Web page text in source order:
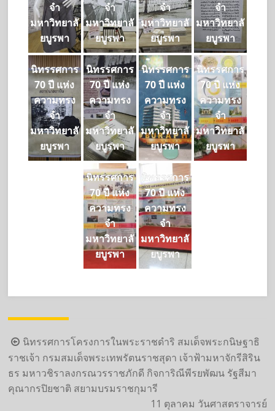
จำ
มหาวิทยาลั
ยบูรพา
จำ
มหาวิทยาลั
ยบูรพา
จำ
มหาวิทยาลั
ยบูรพา
จำ
มหาวิทยาลั
ยบูรพา
นิทรรศการ
70 ปี แห่ง
ความทรง
จำ
มหาวิทยาลั
ยบูรพา
นิทรรศการ
70 ปี แห่ง
ความทรง
จำ
มหาวิทยาลั
ยบูรพา
นิทรรศการ
70 ปี แห่ง
ความทรง
จำ
มหาวิทยาลั
ยบูรพา
นิทรรศการ
70 ปี แห่ง
ความทรง
จำ
มหาวิทยาลั
ยบูรพา
นิทรรศการ
70 ปี แห่ง
ความทรง
จำ
มหาวิทยาลั
ยบูรพา
นิทรรศการ
70 ปี แห่ง
ความทรง
จำ
มหาวิทยาลั
ยบูรพา
Post
navigation
นิทรรศการโครงการในพระราชดำริ สมเด็จพระกนิษฐาธิ
ราชเจ้า กรมสมเด็จพระเทพรัตนราชสุดา เจ้าฟ้ามหาจักรีสิริน
ธร มหาวชิราลงกรณวรราชภักดี กิจการิณีพีรยพัฒน รัฐสีมา
คุณากรปิยชาติ สยามบรมราชกุมารี
11 ตุลาคม วันศาสตราจารย์